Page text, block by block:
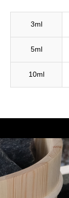
3ml
5ml
10ml